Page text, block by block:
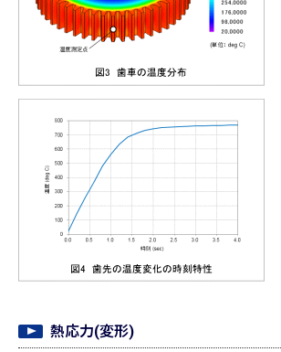
熱応力(変形)